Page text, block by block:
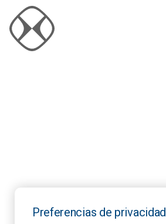
Preferencias de privacidad